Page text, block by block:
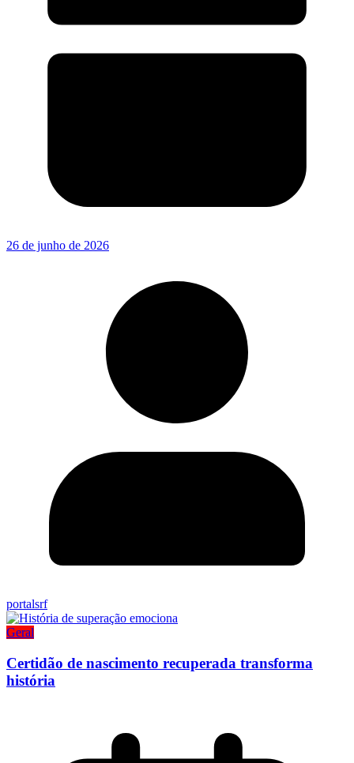
26 de junho de 2026
portalsrf
Geral
Certidão de nascimento recuperada transforma
história